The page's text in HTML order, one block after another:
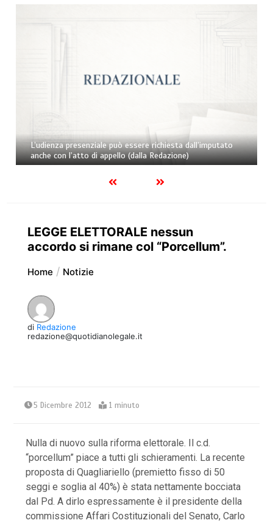
L’udienza presenziale può essere richiesta dall’imputato
anche con l’atto di appello (dalla Redazione)
LEGGE ELETTORALE nessun
accordo si rimane col “Porcellum”.
Home Notizie
di Redazione
redazione@quotidianolegale.it
5 Dicembre 2012 1 minuto
Nulla di nuovo sulla riforma elettorale. Il c.d.
“porcellum” piace a tutti gli schieramenti. La recente
proposta di Quagliariello (premietto fisso di 50
seggi e soglia al 40%) è stata nettamente bocciata
dal Pd. A dirlo espressamente è il presidente della
commissione Affari Costituzionali del Senato, Carlo